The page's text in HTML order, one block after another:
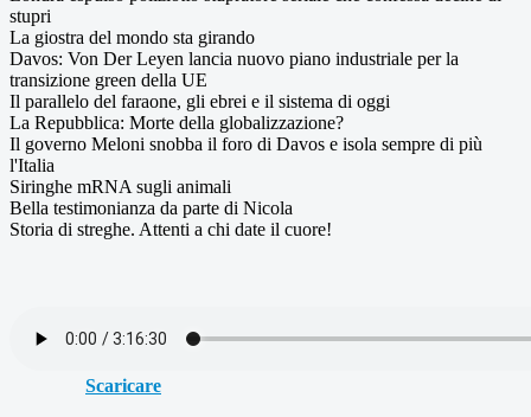
stupri
La giostra del mondo sta girando
Davos: Von Der Leyen lancia nuovo piano industriale per la
transizione green della UE
Il parallelo del faraone, gli ebrei e il sistema di oggi
La Repubblica: Morte della globalizzazione?
Il governo Meloni snobba il foro di Davos e isola sempre di più
l'Italia
Siringhe mRNA sugli animali
Bella testimonianza da parte di Nicola
Storia di streghe. Attenti a chi date il cuore!
Scaricare